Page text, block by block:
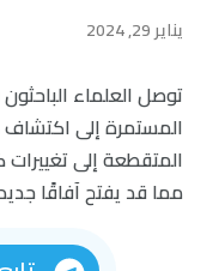
يناير 29, 2024
توصل العلماء
المستمرة إلى اكتشاف
المتقطعة إلى
مما قد يفتح آفاقًا